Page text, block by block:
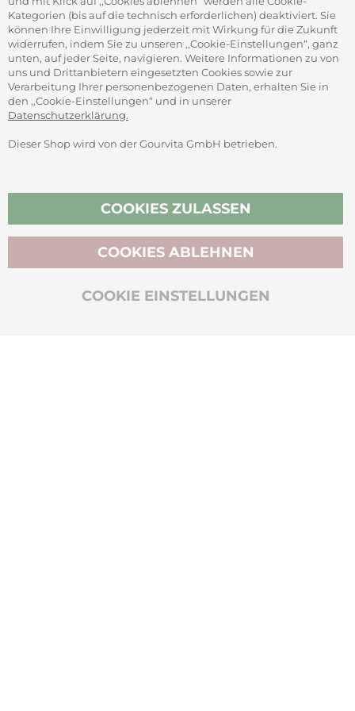
SICHER ZAHLEN
Vertrag widerrufen
BIO-ZERTIFIZIERT
Kategorien (bis auf die technisch erforderlichen) deaktiviert. Sie
können Ihre Einwilligung jederzeit mit Wirkung für die Zukunft
widerrufen, indem Sie zu unseren ,,Cookie-Einstellungen“, ganz
unten, auf jeder Seite, navigieren. Weitere Informationen zu von
uns und Drittanbietern eingesetzten Cookies sowie zur
Verarbeitung Ihrer personenbezogenen Daten, erhalten Sie in
den ,,Cookie-Einstellungen“ und in unserer
Datenschutzerklärung.
Dieser Shop wird von der Gourvita GmbH betrieben.
COOKIES ZULASSEN
COOKIE EINSTELLUNGEN
COOKIES ABLEHNEN